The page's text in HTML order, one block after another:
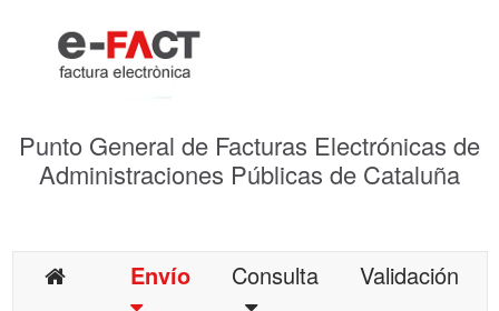
Punto General de Facturas Electrónicas de
Administraciones Públicas de Cataluña
Envío Consulta
Validación